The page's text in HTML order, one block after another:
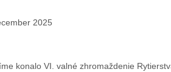
2025
konalo VI. valné zhromaždenie